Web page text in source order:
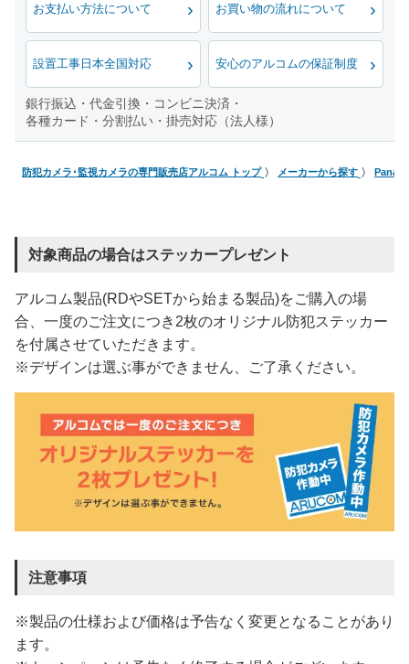
お支払い方法について お買い物の流れについて
設置工事日本全国対応 安心のアルコムの保証制度
銀行振込・代金引換・コンビニ決済・
各種カード・分割払い・掛売対応（法人様）
防犯カメラ･監視カメラの専門販売店アルコム トップ メーカーから探す
対象商品の場合はステッカープレゼント
アルコム製品(RDやSETから始まる製品)をご購入の場
合、一度のご注文につき2枚のオリジナル防犯ステッカー
を付属させていただきます。
※デザインは選ぶ事ができません、ご了承ください。
注意事項
※製品の仕様および価格は予告なく変更となることがあり
ます。